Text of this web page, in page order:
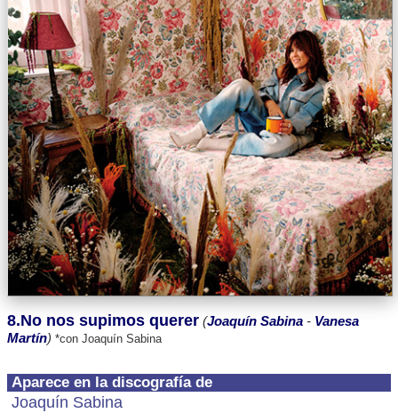
Aparece en la discografía de
Joaquín Sabina
8.No nos supimos querer (Joaquín Sabina - Vanesa
Martín) *con Joaquín Sabina